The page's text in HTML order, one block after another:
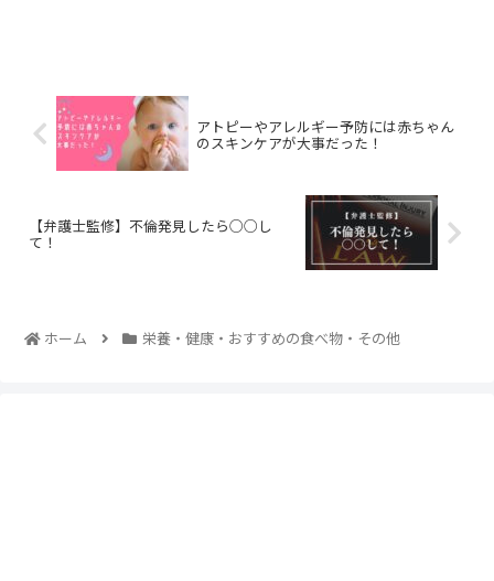
アトピーやアレルギー予防には赤ちゃん
のスキンケアが大事だった！
【弁護士監修】不倫発見したら○○し
て！
ホーム 栄養・健康・おすすめの食べ物・その他